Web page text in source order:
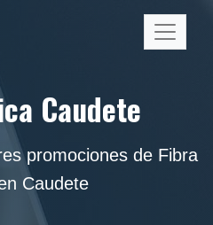
Caudete
promociones de Fibra
Caudete